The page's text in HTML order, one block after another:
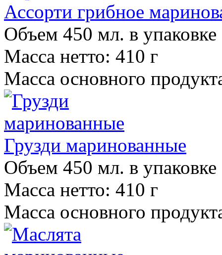
Ассорти грибное
Объем 450 мл. в
Масса нетто: 410 г
Масса основного
Грузди маринованные
Объем 450 мл. в
Масса нетто: 410 г
Масса основного